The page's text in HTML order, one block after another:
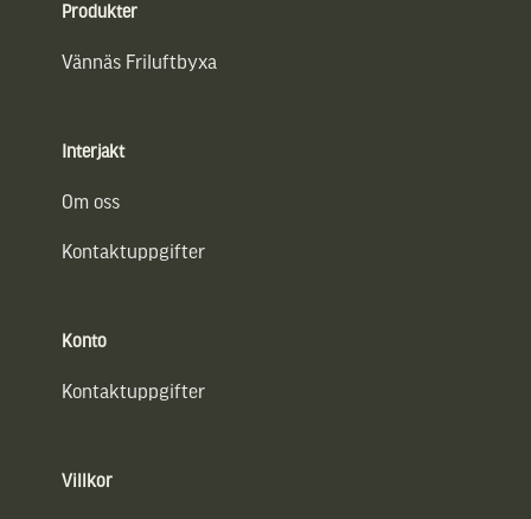
Produkter
Vännäs Friluftbyxa
Interjakt
Om oss
Kontaktuppgifter
Konto
Kontaktuppgifter
Villkor